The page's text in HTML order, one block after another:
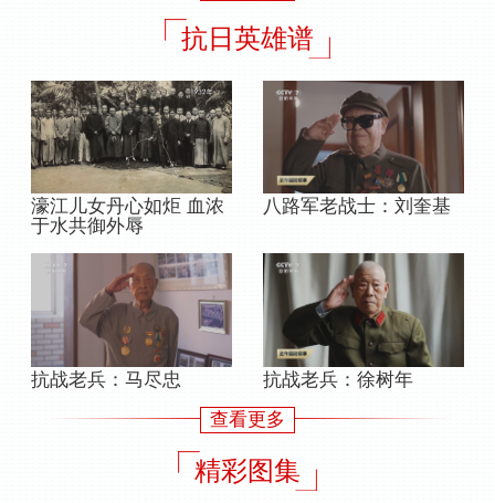
抗日英雄谱
濠江儿女丹心如炬 血浓
于水共御外辱
八路军老战士：刘奎基
抗战老兵：马尽忠
抗战老兵：徐树年
查看更多
精彩图集